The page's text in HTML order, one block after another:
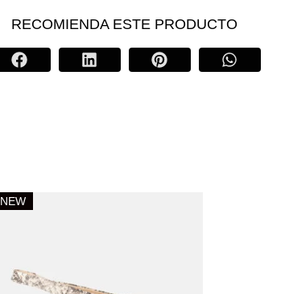
RECOMIENDA ESTE PRODUCTO
NEW